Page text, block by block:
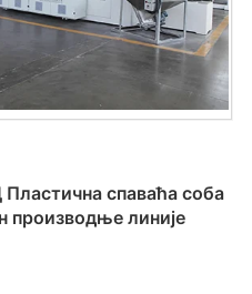
спаваћа соба
производње линије